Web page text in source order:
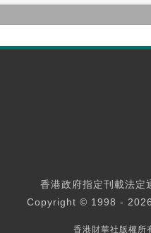
香港政府指定刊載法定
Copyright © 1998 - 2026
香港財華社版權所